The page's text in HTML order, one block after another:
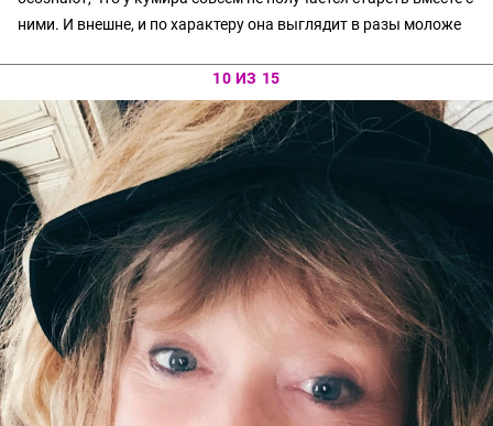
ними. И внешне, и по характеру она выглядит в разы моложе
10 ИЗ 15